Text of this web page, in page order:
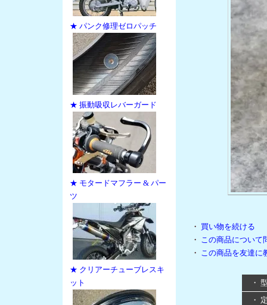
★ パンク修理ゼロパッチ
★ 振動吸収レバーガード
★ モタードマフラー & パー
ツ
★ クリアーチューブレスキ
ット
・ 買い物を続ける
・ この商品について
・ この商品を友達に
・
・